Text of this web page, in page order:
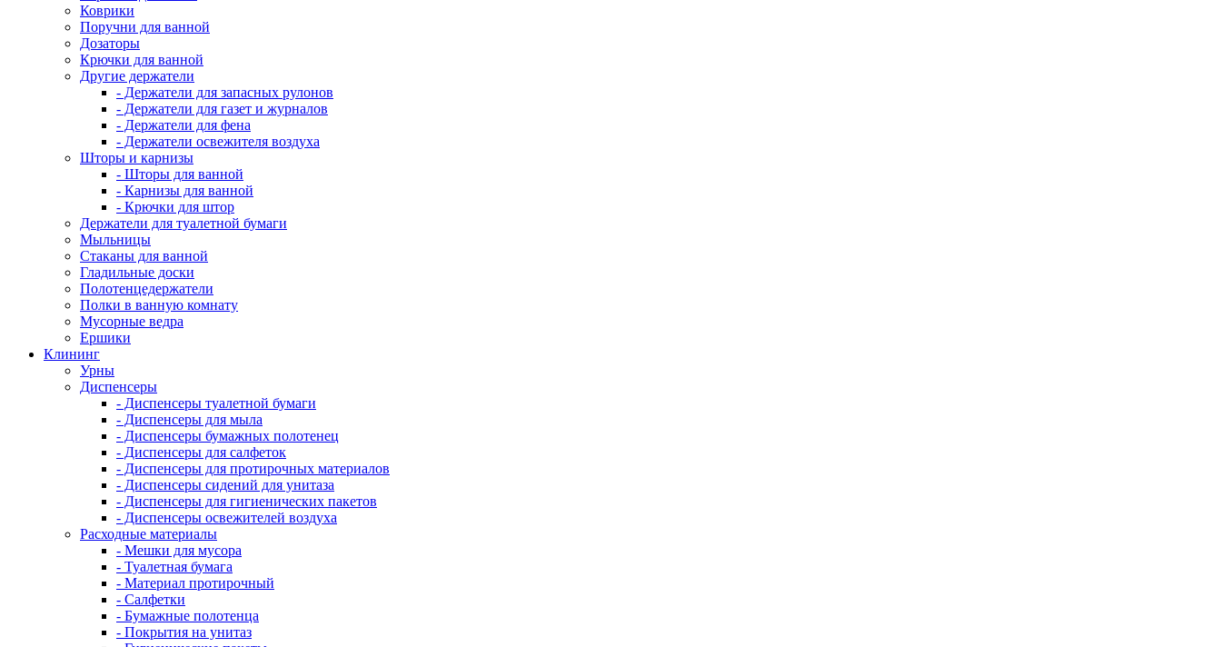
Коврики
Поручни для ванной
Дозаторы
Крючки для ванной
Другие держатели
- Держатели для запасных рулонов
- Держатели для газет и журналов
- Держатели для фена
- Держатели освежителя воздуха
Шторы и карнизы
- Шторы для ванной
- Карнизы для ванной
- Крючки для штор
Держатели для туалетной бумаги
Мыльницы
Стаканы для ванной
Гладильные доски
Полотенцедержатели
Полки в ванную комнату
Мусорные ведра
Ершики
Клининг
Урны
Диспенсеры
- Диспенсеры туалетной бумаги
- Диспенсеры для мыла
- Диспенсеры бумажных полотенец
- Диспенсеры для салфеток
- Диспенсеры для протирочных материалов
- Диспенсеры сидений для унитаза
- Диспенсеры для гигиенических пакетов
- Диспенсеры освежителей воздуха
Расходные материалы
- Мешки для мусора
- Туалетная бумага
- Материал протирочный
- Салфетки
- Бумажные полотенца
- Покрытия на унитаз